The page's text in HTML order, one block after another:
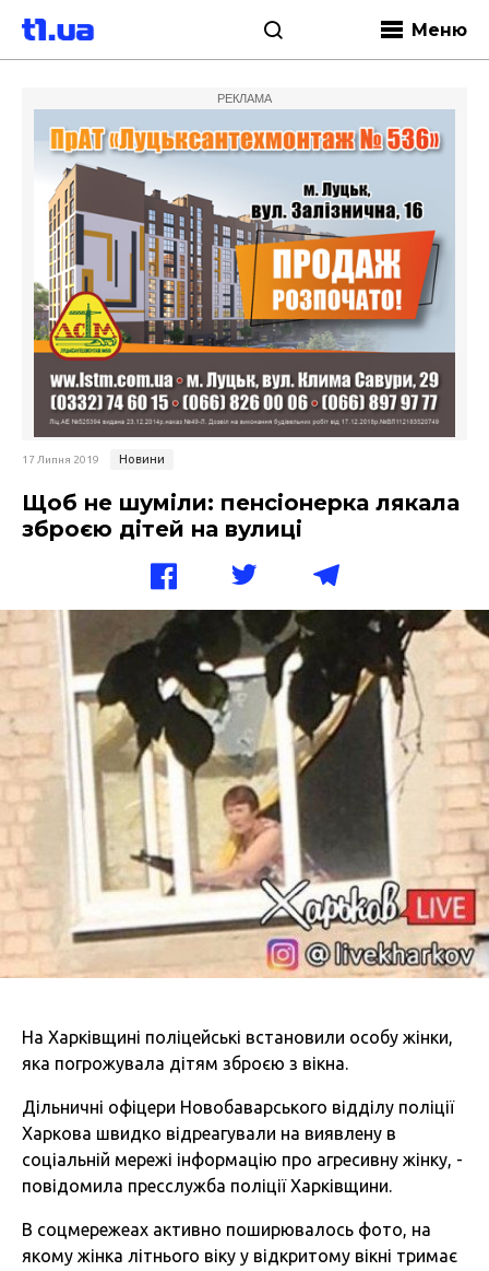
Меню
РЕКЛАМА
17 Липня 2019 Новини
Щоб не шуміли: пенсіонерка лякала
зброєю дітей на вулиці
На Харківщині поліцейські встановили особу жінки,
яка погрожувала дітям зброєю з вікна.
Дільничні офіцери Новобаварського відділу поліції
Харкова швидко відреагували на виявлену в
соціальній мережі інформацію про агресивну жінку, -
повідомила пресслужба поліції Харківщини.
В соцмережеах активно поширювалось фото, на
якому жінка літнього віку у відкритому вікні тримає